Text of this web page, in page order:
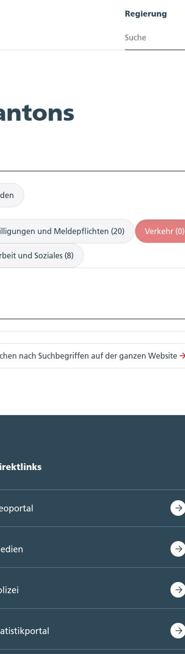
Regierung
Suchen
und Meldepflichten (20) Verkehr (0)
und Soziales (8)
nach Suchbegriffen auf der ganzen Website